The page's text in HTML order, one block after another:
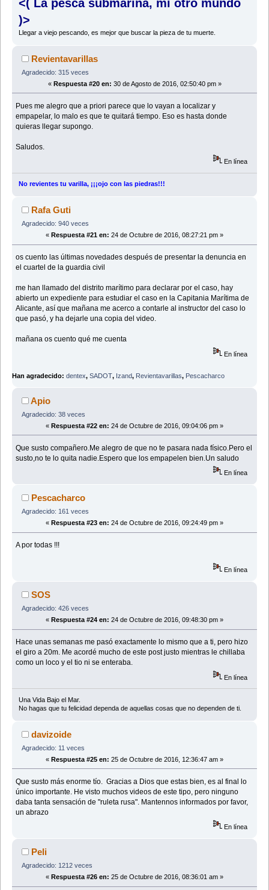
<( La pesca submarina, mi otro mundo
)>
Llegar a viejo pescando, es mejor que buscar la pieza de tu muerte.
Revientavarillas
Agradecido: 315 veces
« Respuesta #20 en: 30 de Agosto de 2016, 02:50:40 pm »
Pues me alegro que a priori parece que lo vayan a localizar y
empapelar, lo malo es que te quitará tiempo. Eso es hasta donde
quieras llegar supongo.
Saludos.
En línea
No revientes tu varilla, ¡¡¡ojo con las piedras!!!
Rafa Guti
Agradecido: 940 veces
« Respuesta #21 en: 24 de Octubre de 2016, 08:27:21 pm »
os cuento las últimas novedades después de presentar la denuncia en
el cuartel de la guardia civil
me han llamado del distrito marítimo para declarar por el caso, hay
abierto un expediente para estudiar el caso en la Capitania Marítima de
Alicante, así que mañana me acerco a contarle al instructor del caso lo
que pasó, y ha dejarle una copia del video.
mañana os cuento qué me cuenta
En línea
Han agradecido: dentex, SADOT, Izand, Revientavarillas, Pescacharco
Apio
Agradecido: 38 veces
« Respuesta #22 en: 24 de Octubre de 2016, 09:04:06 pm »
Que susto compañero.Me alegro de que no te pasara nada físico.Pero el
susto,no te lo quita nadie.Espero que los empapelen bien.Un saludo
En línea
Pescacharco
Agradecido: 161 veces
« Respuesta #23 en: 24 de Octubre de 2016, 09:24:49 pm »
A por todas !!!
En línea
SOS
Agradecido: 426 veces
« Respuesta #24 en: 24 de Octubre de 2016, 09:48:30 pm »
Hace unas semanas me pasó exactamente lo mismo que a ti, pero hizo
el giro a 20m. Me acordé mucho de este post justo mientras le chillaba
como un loco y el tio ni se enteraba.
En línea
Una Vida Bajo el Mar.
No hagas que tu felicidad dependa de aquellas cosas que no dependen de ti.
davizoide
Agradecido: 11 veces
« Respuesta #25 en: 25 de Octubre de 2016, 12:36:47 am »
Que susto más enorme tío. Gracias a Dios que estas bien, es al final lo
único importante. He visto muchos videos de este tipo, pero ninguno
daba tanta sensación de "ruleta rusa". Mantennos informados por favor,
un abrazo
En línea
Peli
Agradecido: 1212 veces
« Respuesta #26 en: 25 de Octubre de 2016, 08:36:01 am »